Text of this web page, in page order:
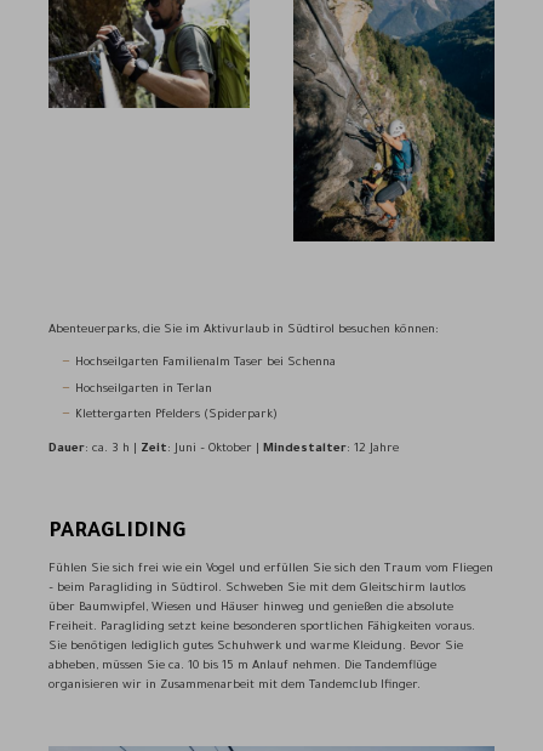
Abenteuerparks, die Sie im Aktivurlaub in Südtirol besuchen können:
Hochseilgarten Familienalm Taser bei Schenna
Hochseilgarten in Terlan
Klettergarten Pfelders (Spiderpark)
Dauer: ca. 3 h | Zeit: Juni – Oktober | Mindestalter: 12 Jahre
PARAGLIDING
Fühlen Sie sich frei wie ein Vogel und erfüllen Sie sich den Traum vom Fliegen
– beim Paragliding in Südtirol. Schweben Sie mit dem Gleitschirm lautlos
über Baumwipfel, Wiesen und Häuser hinweg und genießen die absolute
Freiheit. Paragliding setzt keine besonderen sportlichen Fähigkeiten voraus.
Sie benötigen lediglich gutes Schuhwerk und warme Kleidung. Bevor Sie
abheben, müssen Sie ca. 10 bis 15 m Anlauf nehmen. Die Tandemflüge
organisieren wir in Zusammenarbeit mit dem Tandemclub Ifinger.